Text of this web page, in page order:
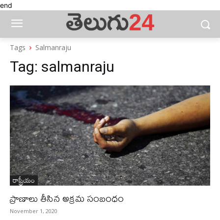
end
Tags Salmanraju
Tag: salmanraju
రాష్ట్రీయం
ప్రాణాలు తీసిన అక్రమ సంబంధం
November 1, 2020